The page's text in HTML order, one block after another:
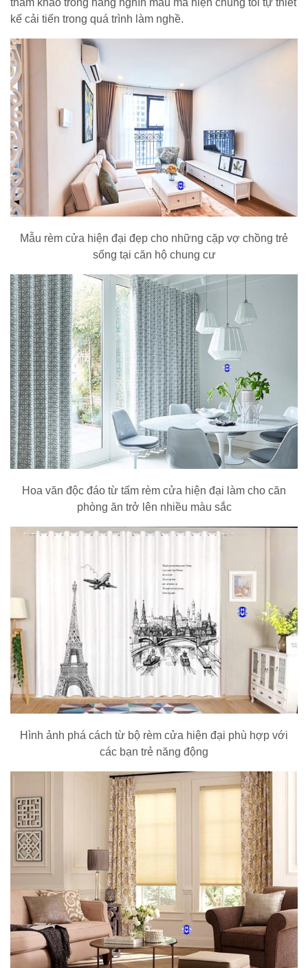
kế cải tiến trong quá trình làm nghề.
Mẫu rèm cửa hiện đại đẹp cho những cặp vợ chồng trẻ
sống tại căn hộ chung cư
Hoa văn độc đáo từ tấm rèm cửa hiện đại làm cho căn
phòng ăn trở lên nhiều màu sắc
Hình ảnh phá cách từ bộ rèm cửa hiện đại phù hợp với
các bạn trẻ năng động